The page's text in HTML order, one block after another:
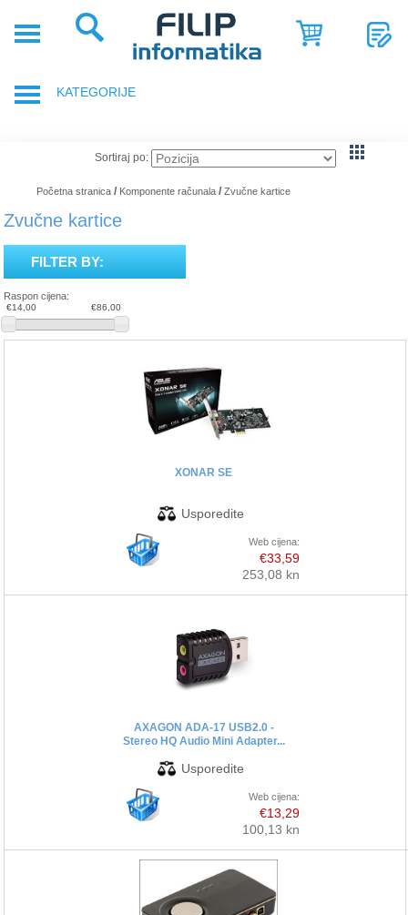
POSLOVNA
NOVOSTI
REFERENCE
O
NAMA
KATEGORIJE
DODACI ZA PRIJENOSNA RAČUNALA
GAMING OPREMA
RAČUNALA
TABLETI
KOMPONENTE RAČUNALA
ELEKTRIČNI ROMOBILI/BICIKLI
Sortiraj po:
Početna stranica / Komponente računala / Zvučne kartice
Zvučne kartice
FILTER BY:
Raspon cijena:
€14,00 €86,00
XONAR SE
Web cijena:
€33,59
253,08 kn
AXAGON ADA-17 USB2.0 -
Stereo HQ Audio Mini Adapter...
Web cijena:
€13,29
100,13 kn